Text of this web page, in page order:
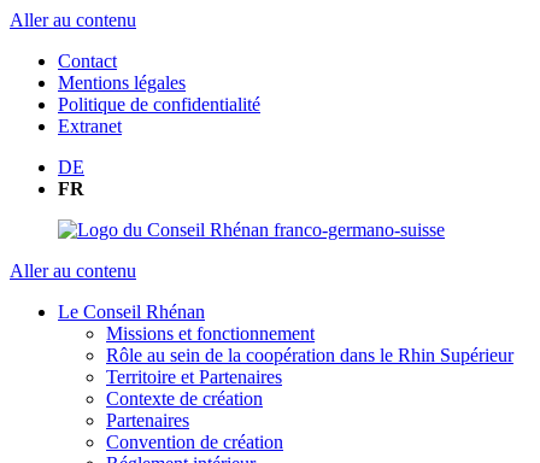
Aller au contenu
Contact
Mentions légales
Politique de confidentialité
Extranet
DE
FR
Aller au contenu
Le Conseil Rhénan
Missions et fonctionnement
Rôle au sein de la coopération dans le Rhin Supérieur
Territoire et Partenaires
Contexte de création
Partenaires
Convention de création